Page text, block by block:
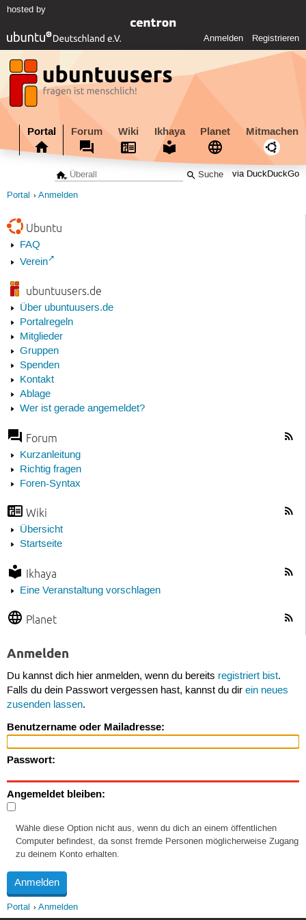
hosted by
Anmelden Registrieren
Portal Forum Wiki Ikhaya Planet Mitmachen
via DuckDuckGo
Portal Anmelden
Ubuntu
FAQ
Verein
ubuntuusers.de
Über ubuntuusers.de
Portalregeln
Mitglieder
Gruppen
Spenden
Kontakt
Ablage
Wer ist gerade angemeldet?
Forum
Kurzanleitung
Richtig fragen
Foren-Syntax
Wiki
Übersicht
Startseite
Ikhaya
Eine Veranstaltung vorschlagen
Planet
Anmelden
Du kannst dich hier anmelden, wenn du bereits registriert bist.
Falls du dein Passwort vergessen hast, kannst du dir ein neues
zusenden lassen.
Benutzername oder Mailadresse:
Passwort:
Angemeldet bleiben:
Wähle diese Option nicht aus, wenn du dich an einem öffentlichen
Computer befindest, da sonst fremde Personen möglicherweise Zugang
zu deinem Konto erhalten.
Portal Anmelden